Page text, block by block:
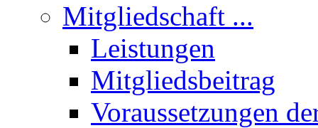
Mitgliedschaft ...
Leistungen
Mitgliedsbeitrag
Voraussetzungen